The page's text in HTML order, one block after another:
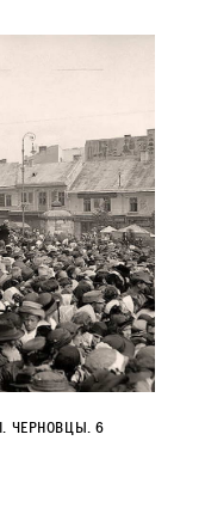
Черновцы. 6